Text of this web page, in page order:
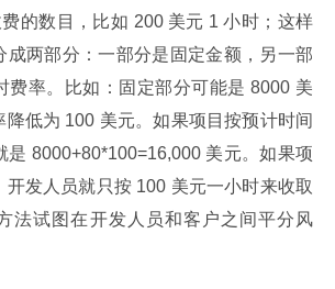
费的数目，比如 200 美元 1 小时；这样
成两部分：一部分是固定金额，另一部
费率。比如：固定部分可能是 8000 美
降低为 100 美元。如果项目按预计时间
是 8000+80*100=16,000 美元。如果项
开发人员就只按 100 美元一小时来收取
法试图在开发人员和客户之间平分风